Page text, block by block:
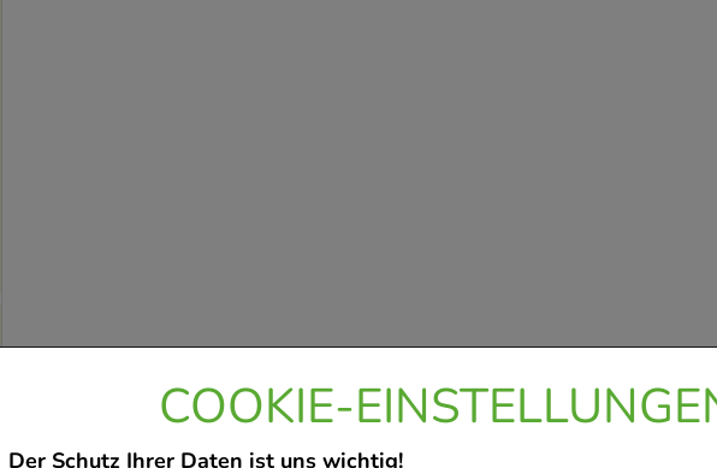
COOKIE-
Der Schutz Ihrer Daten ist uns wichtig!